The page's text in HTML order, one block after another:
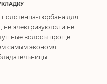
тюрбана для
не электризуются и не
волосы проще
самым экономя